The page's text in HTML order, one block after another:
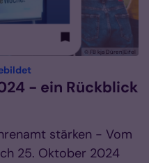
© FB kja Düren|Eifel
:
- ein Rückblick
stärken - Vom
25. Oktober 2024